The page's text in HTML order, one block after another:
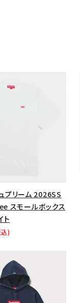
ー・ウエストバッグ
プリーム 2026SS
スモールボックス
ト
)